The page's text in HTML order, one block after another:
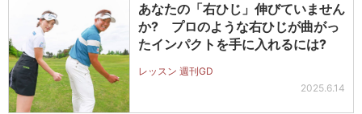
あなたの「右ひじ」伸びていません
か? プロのような右ひじが曲がっ
たインパクトを手に入れるには?
レッスン 週刊GD
2025.6.14